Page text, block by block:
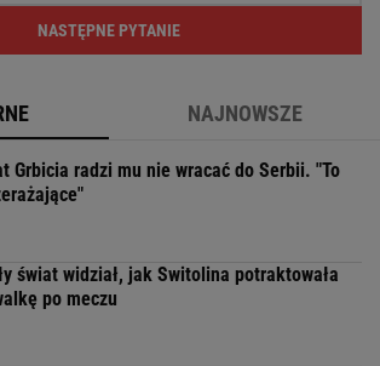
NASTĘPNE PYTANIE
NAJNOWSZE
Grbicia radzi mu nie wracać do Serbii. "To
świat widział, jak Switolina potraktowała
po meczu